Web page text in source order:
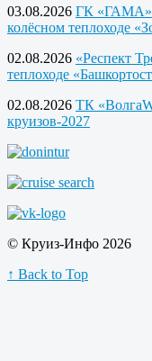
03.08.2026 ГК «ГАМА»:
колёсном теплоходе
02.08.2026 «Респект
теплоходе
02.08.2026 ТК
круизов-2027
© Круиз-Инфо 2026
↑ Back to Top